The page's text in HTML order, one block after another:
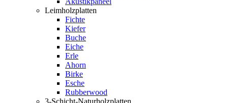
Leimholzplatten
Fichte
Kiefer
Buche
Eiche
Erle
Ahorn
Birke
Esche
Rubberwood
3-Schicht-Naturholzplatten